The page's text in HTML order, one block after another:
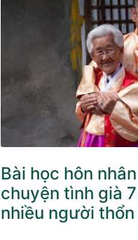
Bài học hôn
chuyện tình già
nhiều người